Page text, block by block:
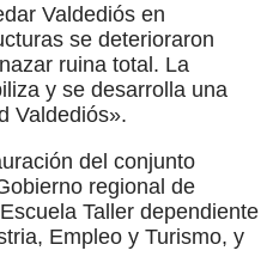
Valdediós en
se deterioraron
ruina total. La
y se desarrolla una
Valdediós».
del conjunto
regional de
Taller dependiente
Empleo y Turismo, y